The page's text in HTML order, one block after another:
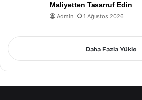
Maliyetten Tasarruf Edin
Admin 1 Ağustos 2026
Daha Fazla Yükle